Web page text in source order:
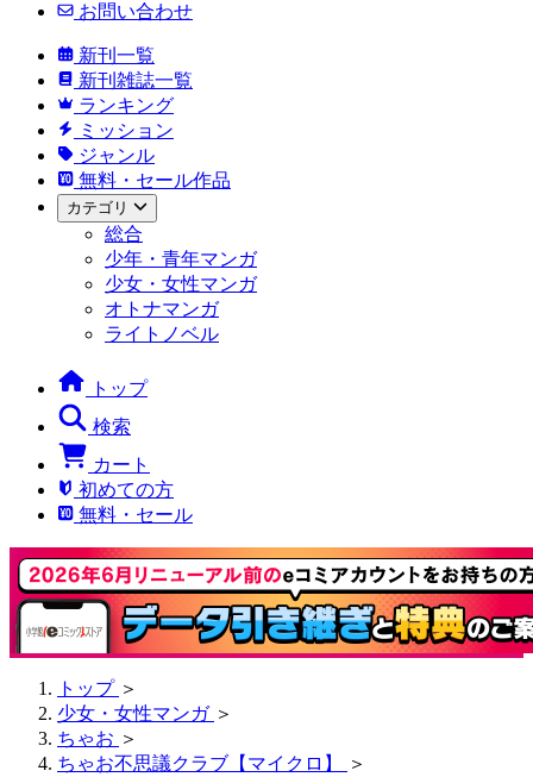
お問い合わせ
新刊一覧
新刊雑誌一覧
ランキング
ミッション
ジャンル
無料・セール作品
カテゴリ
総合
少年・青年マンガ
少女・女性マンガ
オトナマンガ
ライトノベル
トップ
検索
カート
初めての方
無料・セール
トップ ＞
少女・女性マンガ ＞
ちゃお ＞
ちゃお不思議クラブ【マイクロ】
＞